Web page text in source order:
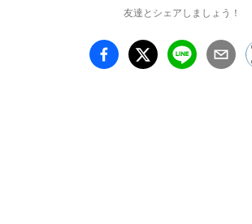
友達とシェアしましょう！